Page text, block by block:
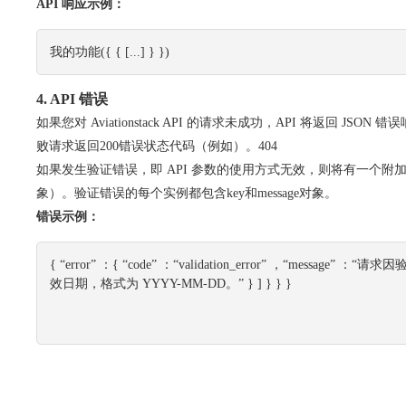
API 响应示例：
我的功能({ { [...] } })
4. API 错误
如果您对 Aviationstack API 的请求未成功，API 将返回 JSON 错
败请求返回 200错误状态代码（例如）。 404
如果发生验证错误，即 API 参数的使用方式无效，则将有一个附加
象）。验证错误的每个实例都包含key和message对象。
错误示例：
{ “error” ： { “code” ： “validation_error” ， “message” ： “请求因
效日期，格式为 YYYY-MM-DD。” } ] } } }